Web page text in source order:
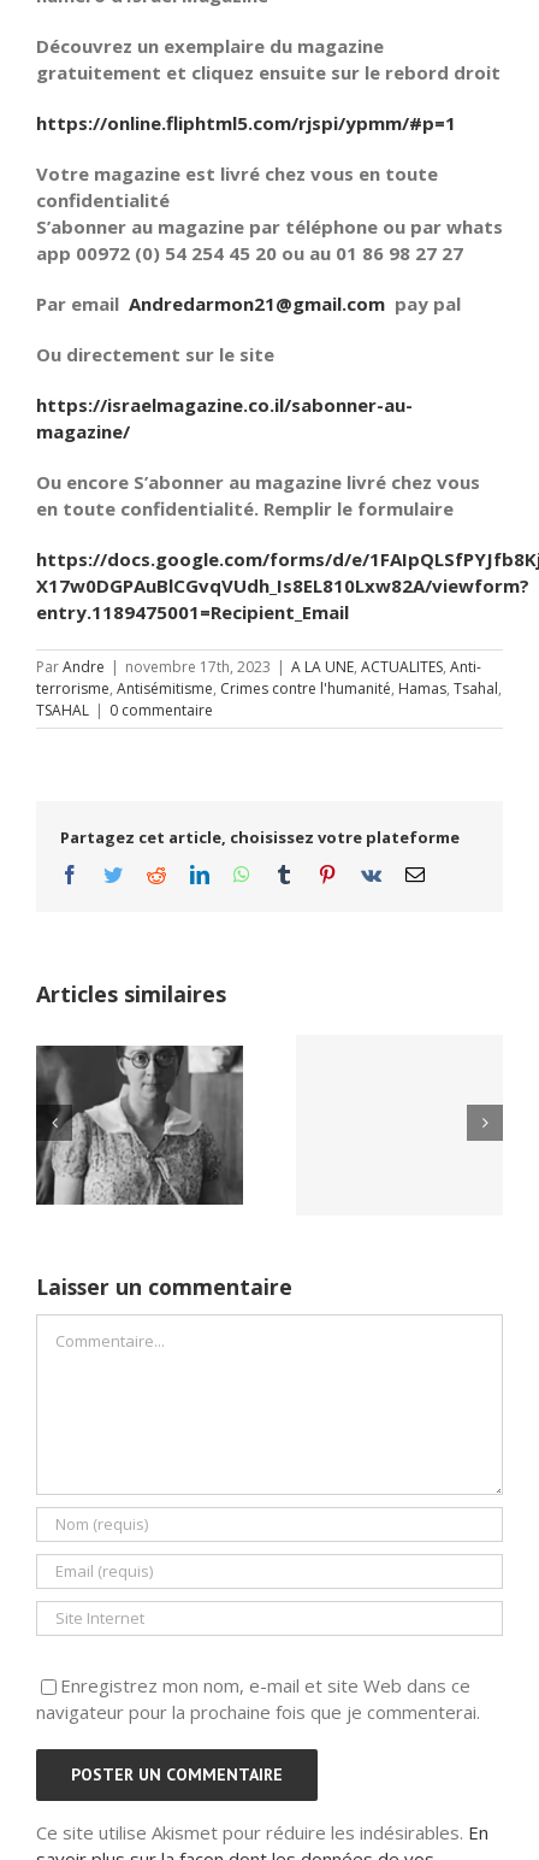
Découvrez un exemplaire du magazine
gratuitement et cliquez ensuite sur le rebord droit
https://online.fliphtml5.com/rjspi/ypmm/#p=1
Votre magazine est livré chez vous en toute
confidentialité
S’abonner au magazine par téléphone ou par whats
app 00972 (0) 54 254 45 20 ou au 01 86 98 27 27
Par email Andredarmon21@gmail.com pay pal
Ou directement sur le site
https://israelmagazine.co.il/sabonner-au-
magazine/
Ou encore S’abonner au magazine livré chez vous
en toute confidentialité. Remplir le formulaire
https://docs.google.com/forms/d/e/
X17w0DGPAuBlCGvqVUdh_Is8EL810Lxw82A/viewform?
entry.1189475001=Recipient_Email
ParAndre | novembre 17th, 2023 | A LA UNE, ACTUALITES, Anti-
terrorisme, Antisémitisme, Crimes contre l'humanité, Hamas, Tsahal,
TSAHAL | 0 commentaire
Partagez cet article, choisissez votre plateforme
Facebook
TwitterRedditLinkedInWhatsApp
Tumblr Pinterest
Vk Email
Articles similaires
Netflix Field of
Dreams (1989)
Yaïr Golan : une
Laisser un commentaire
Enregistrez mon nom, e-mail et site Web dans ce
navigateur pour la prochaine fois que je commenterai.
Ce site utilise Akismet pour réduire les indésirables. En